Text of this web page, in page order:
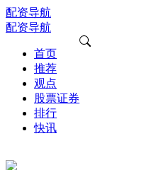
配资导航
配资导航
首页
推荐
观点
股票证券
排行
快讯